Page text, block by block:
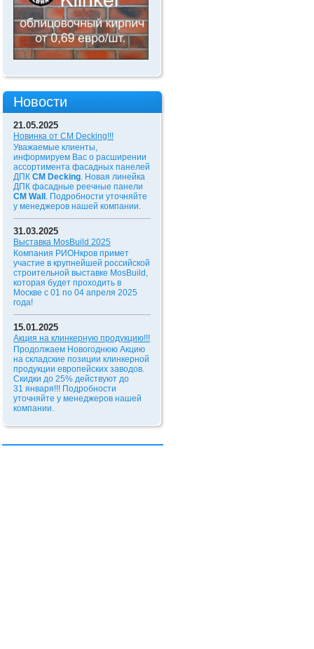
Новости
21.05.2025
Новинка от CM Decking!!!
Уважаемые клиенты,
информируем Вас о расширении
ассортимента фасадных панелей
ДПК CM Decking. Новая линейка
ДПК фасадные реечные панели
CM Wall . Подробности уточняйте
у менеджеров нашей компании.
31.03.2025
Выставка MosBuild 2025
Компания РИОНкров примет
участие в крупнейшей российской
строительной выставке MosBuild,
которая будет проходить в
Москве с 01 по 04 апреля 2025
года!
15.01.2025
Акция на клинкерную продукцию!!!
Продолжаем Новогоднюю Акцию
на складские позиции клинкерной
продукции европейских заводов.
Скидки до 25% действуют до
31 января!!! Подробности
уточняйте у менеджеров нашей
компании.